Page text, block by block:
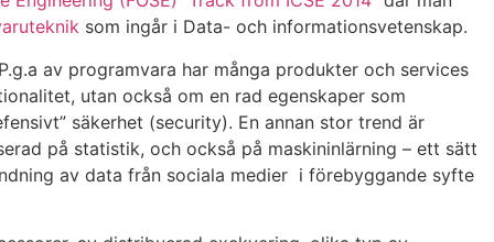
som ingår i Data- och informationsvetenskap.
av programvara har många produkter och services
utan också om en rad egenskaper som
säkerhet (security). En annan stor trend är
på statistik, och också på maskininlärning – ett sätt
av data från sociala medier i förebyggande syfte